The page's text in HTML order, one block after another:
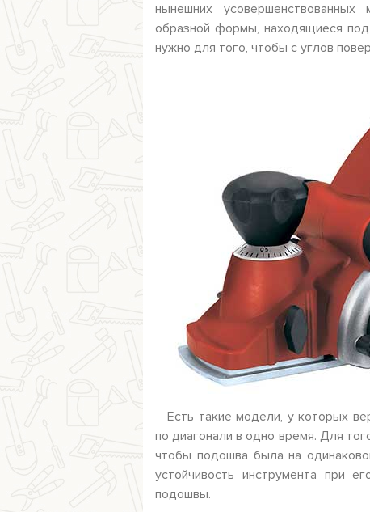
нынешних
образной формы, находящиеся
нужно для того, чтобы с углов
Есть такие модели, у которых
по диагонали в одно время. Для
чтобы подошва была на
устойчивость инструмента при
подошвы.